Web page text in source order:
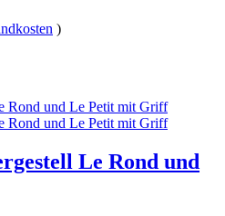
)
Le Rond und